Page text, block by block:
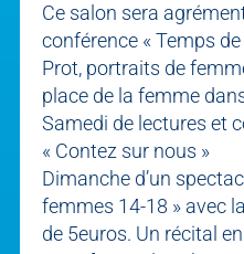
Ce salon sera
conférence « Temps
Prot, portraits de
place de la femme
Samedi de lectures et
« Contez sur nous »
Dimanche d’un
femmes 14-18 » avec
de 5euros. Un récital